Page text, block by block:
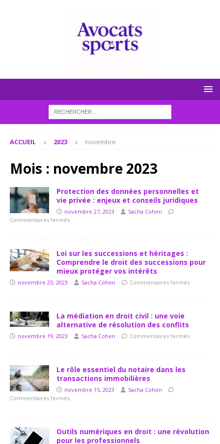
ACCUEIL 2023 novembre
Mois : novembre 2023
Protection des données personnelles et
vie privée : enjeux et conseils juridiques
novembre 27, 2023
Sacha Cohen
Commentaires fermés
Loi sur les successions et héritages :
Comprendre le droit des successions pour
mieux protéger vos intérêts
novembre 23, 2023 Sacha Cohen Commentaires fermés
La médiation en droit civil : une voie
alternative de résolution des conflits
novembre 19, 2023 Sacha Cohen Commentaires fermés
Le rôle essentiel du notaire dans les
transactions immobilières
novembre 15, 2023
Sacha Cohen
Commentaires fermés
Outils numériques en droit : une révolution
pour les professionnels